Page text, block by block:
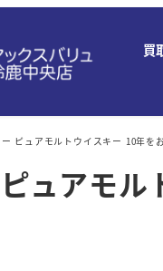
買
ピュアモルトウイスキー 10年を
ュアモル